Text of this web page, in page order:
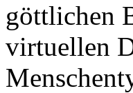
göttlichen
virtuellen